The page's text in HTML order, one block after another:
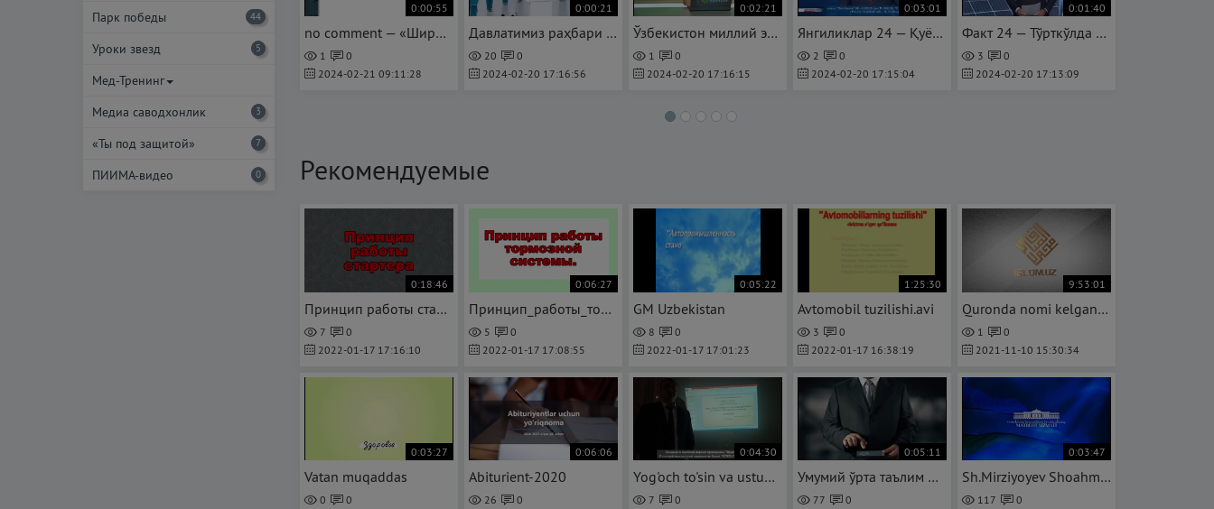
Парк победы 44
Уроки звезд 5
Мед-Тренинг
Медиа саводхонлик
3
«Ты под защитой» 7
ПИИМА-видео 0
0:00:55
no comment — «Ширин» иссиқлик электр станциясининг қурилиш жараёни (mtrk.uz)
1
0
2024-02-21 09:11:28
0:00:21
Давлатимиз раҳбари иштирокида Бухоро вилоятидаги янги корхоналарни ишга тушириш маросими бўлиб ўтди
20
0
2024-02-20 17:16:56
0:02:21
Ўзбекистон миллий электр тармоқлари акциядорлик жамияти томонидан ўтказилган брифинг тафсилотлари
1
0
2024-02-20 17:16:15
0:03:01
Янгиликлар 24 — Қуёш панелларидан фойдаланиш оммалашмоқда
2
0
2024-02-20 17:15:04
0:01:40
Факт 24 — Тўрткўлда 59 та хонадон қуёш энергиясидан фойдаланмоқда
3
0
2024-02-20 17:13:09
Рекомендуемые
0:18:46
Принцип работы стартера
7
0
2022-01-17 17:16:10
0:06:27
Принцип_работы_тормозной_системы
5
0
2022-01-17 17:08:55
0:05:22
GM Uzbekistan
8
0
2022-01-17 17:01:23
1:25:30
Avtomobil tuzilishi.avi
3
0
2022-01-17 16:38:19
9:53:01
Quronda nomi kelgan jonzotlar to'liq
1
0
2021-11-10 15:30:34
0:03:27
Vatan muqaddas
0
0
0:06:06
Abiturient-2020
26
0
0:04:30
Yog'och to'sin va ustunlarni xisoblash va loyihalash
7
0
0:05:11
Умумий ўрта таълим муассасаларида пуллик таълим хизматларини кўрсатиш
77
0
0:03:47
Sh.Mirziyoyev Shoahmad Shomahmudov oilasi haqida
117
0